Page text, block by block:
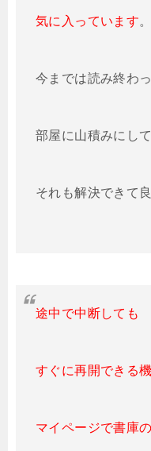
気に入っています。
今までは読み終わ
部屋に山積みにし
それも解決できて
途中で中断しても
すぐに再開できる
マイページで書庫